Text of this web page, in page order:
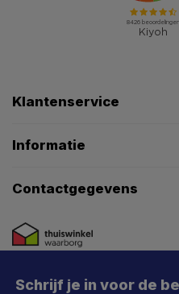
Klantenservice
Informatie
Contactgegevens
Schrijf je in voor de